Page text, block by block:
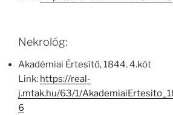
Nekrológ:
Akadémiai Értesítő, 1844. 4.köt
Link: https://real-
j.mtak.hu/63/1/
6